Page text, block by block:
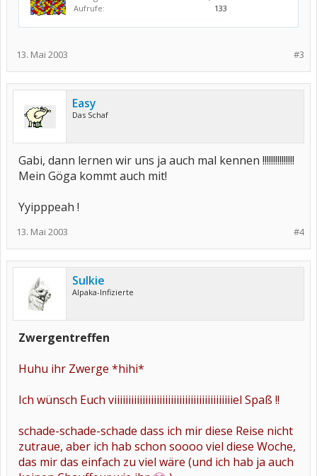
Aufrufe:
133
#3
13. Mai 2003
Easy
Das Schaf
Gabi, dann lernen wir uns ja auch mal kennen !!!!!!!!!!!!!!!
Mein Göga kommt auch mit!
Yyipppeah !
#4
13. Mai 2003
Sulkie
Alpaka-Infizierte
Zwergentreffen
Huhu ihr Zwerge *hihi*
Ich wünsch Euch viiiiiiiiiiiiiiiiiiiiiiiiiiiiiiiiiiiiiiiiiiel Spaß !!
schade-schade-schade dass ich mir diese Reise nicht
zutraue, aber ich hab schon soooo viel diese Woche,
das mir das einfach zu viel wäre (und ich hab ja auch